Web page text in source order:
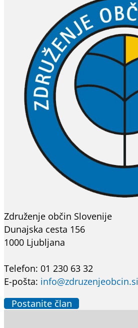
Združenje občin Slovenije
Dunajska cesta 156
1000 Ljubljana
Telefon: 01 230 63 32
E-pošta: info@zdruzenjeobcin.si
Postanite član